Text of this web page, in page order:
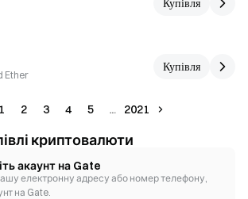
Ether
Купівля
1 2 3 4 5 2021
криптовалюти
акаунт на Gate
електронну адресу або номер телефону,
на Gate.